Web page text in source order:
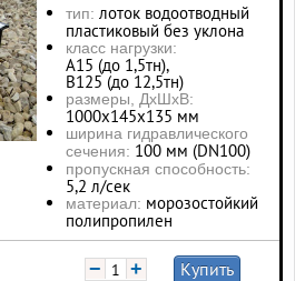
тип: лоток водоотводный
пластиковый без уклона
класс нагрузки:
А15 (до 1,5тн),
В125 (до 12,5тн)
размеры, ДхШхВ:
1000х145х135 мм
ширина гидравлического
сечения: 100 мм (DN100)
пропускная способность:
5,2 л/сек
материал: морозостойкий
полипропилен
− + Купить